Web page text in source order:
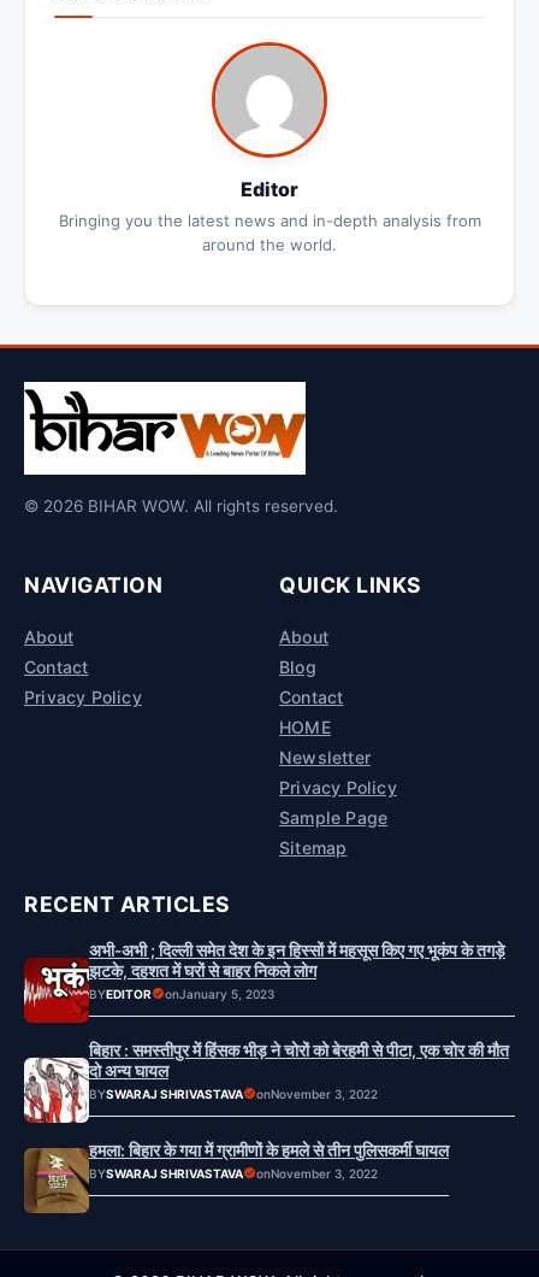
Editor
Bringing you the latest news and in-depth analysis from
around the world.
© 2026 BIHAR WOW. All rights reserved.
NAVIGATION
About
Contact
Privacy Policy
QUICK LINKS
About
Blog
Contact
HOME
Newsletter
Privacy Policy
Sample Page
Sitemap
RECENT ARTICLES
अभी-अभी ; दिल्ली समेत देश के इन हिस्सों में महसूस किए गए भूकंप के तगड़े
झटके, दहशत में घरों से बाहर निकले लोग
BYEDITOR onJanuary 5, 2023
बिहार : समस्तीपुर में हिंसक भीड़ ने चोरों को बेरहमी से पीटा, एक चोर की मौत
दो अन्य घायल
BYSWARAJ SHRIVASTAVA onNovember 3, 2022
हमला: बिहार के गया में ग्रामीणों के हमले से तीन पुलिसकर्मी घायल
BYSWARAJ SHRIVASTAVA onNovember 3, 2022